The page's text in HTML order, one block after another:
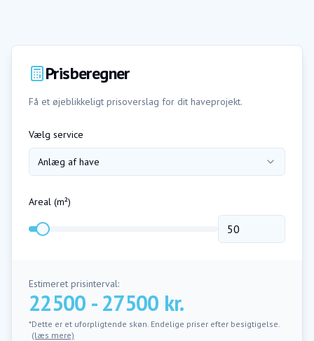
Prisberegner
Få et øjeblikkeligt prisoverslag for dit haveprojekt.
Vælg service
Anlæg af have
Areal (m²)
Estimeret prisinterval:
22500 - 27500 kr.
*Dette er et uforpligtende skøn. Endelige priser efter besigtigelse.
(læs mere)